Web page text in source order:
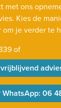
met ons
Kies de
je verder te
of
WhatsApp: 06